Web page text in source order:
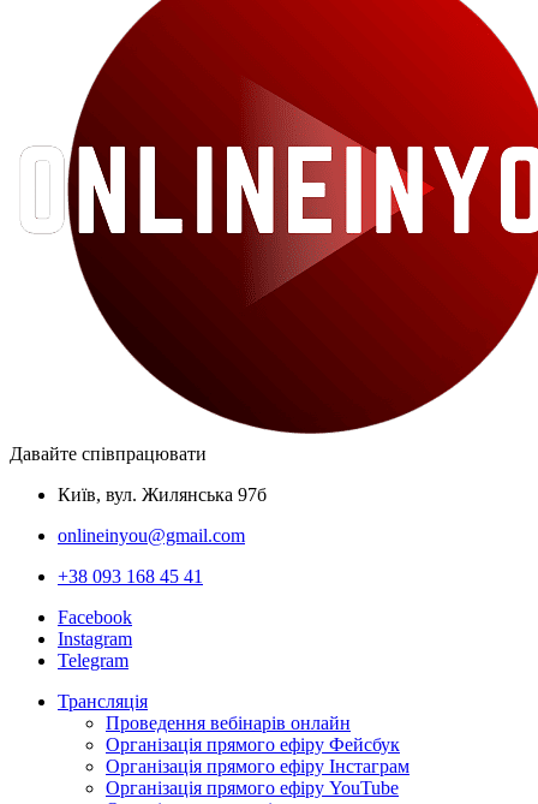
Давайте співпрацювати
Київ, вул. Жилянська 97б
onlineinyou@gmail.com
+38 093 168 45 41
Facebook
Instagram
Telegram
Трансляція
Проведення вебінарів онлайн
Організація прямого ефіру Фейсбук
Організація прямого ефіру Інстаграм
Організація прямого ефіру YouTube